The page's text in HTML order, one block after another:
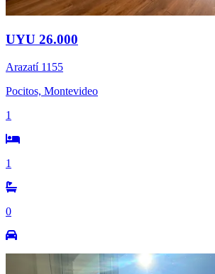
UYU 26.000
Arazatí 1155
Pocitos, Montevideo
1
1
0